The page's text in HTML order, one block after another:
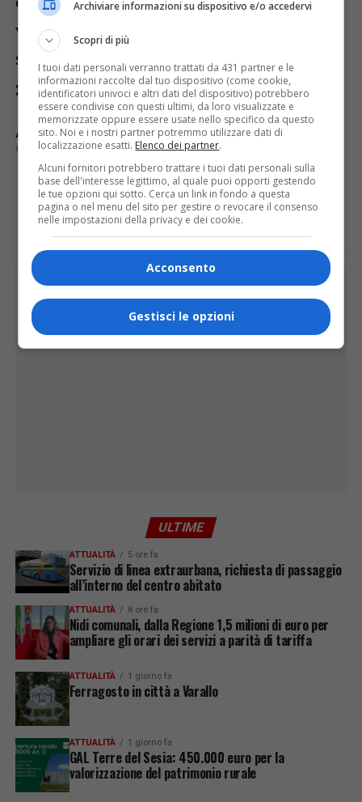
vaccinazione, per proteggere sia se stessi
sia la comunità”, commenta il Direttore
generale dell’ASL,Marco Ricci.
ARGOMENTI CORRELATI:
BORGOSESIA
GIORNATA VACCINALE
HPV VERCELLI
E TU COSA NE PENSI?
ULTIME
ATTUALITÀ 5 ore fa
Servizio di linea extraurbana, richiesta di passaggio
all’interno del centro abitato
ATTUALITÀ 8 ore fa
Nidi comunali, dalla Regione 1,5 milioni di euro per
ampliare gli orari dei servizi a parità di tariffa
ATTUALITÀ 1 giorno fa
Ferragosto in città a Varallo
ATTUALITÀ 1 giorno fa
GAL Terre del Sesia: 450.000 euro per la
valorizzazione del patrimonio rurale
Archiviare informazioni su dispositivo e/o accedervi
Scopri di più
I tuoi dati personali verranno trattati da 431 partner e le
informazioni raccolte dal tuo dispositivo (come cookie,
identificatori univoci e altri dati del dispositivo) potrebbero
essere condivise con questi ultimi, da loro visualizzate e
memorizzate oppure essere usate nello specifico da questo
sito. Noi e i nostri partner potremmo utilizzare dati di
localizzazione esatti. Elenco dei partner.
Alcuni fornitori potrebbero trattare i tuoi dati personali sulla
base dell'interesse legittimo, al quale puoi opporti gestendo
le tue opzioni qui sotto. Cerca un link in fondo a questa
pagina o nel menu del sito per gestire o revocare il consenso
nelle impostazioni della privacy e dei cookie.
Acconsento
Gestisci le opzioni